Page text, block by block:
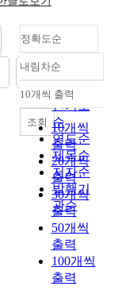
정확도순
정확도
순
인기도
순
연도순
제목순
저자순
발행기
관순
내림차순
내림차순
10개씩 출력
10개씩
출력
20개씩
출력
30개씩
출력
50개씩
출력
100개씩
출력
조회